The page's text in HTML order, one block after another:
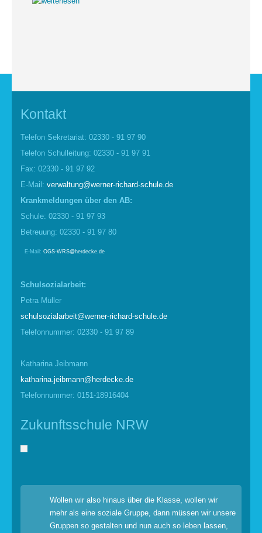
Kontakt
Telefon Sekretariat: 02330 - 91 97 90
Telefon Schulleitung: 02330 - 91 97 91
Fax: 02330 - 91 97 92
E-Mail: verwaltung@werner-richard-schule.de
Krankmel d ungen über den AB:
Schule: 02330 - 91 97 93
Betreuung: 02330 - 91 97 80
E-Mail: OGS-WRS@herdecke.de
Schulsozialarbeit:
Petra Müller
schulsozialarbeit@werner-richard-schule.de
Telefonnummer: 02330 - 91 97 89
Katharina Jeibmann
katharina.jeibmann@herdecke.de
Telefonnummer: 0151-18916404
Zukunftsschule NRW
Wollen wir also hinaus über die Klasse, wollen wir
mehr als eine soziale Gruppe, dann müssen wir unsere
Gruppen so gestalten und nun auch so leben lassen,